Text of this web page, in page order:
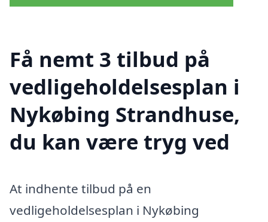
Få nemt 3 tilbud på
vedligeholdelsesplan i
Nykøbing Strandhuse,
du kan være tryg ved
At indhente tilbud på en
vedligeholdelsesplan i Nykøbing